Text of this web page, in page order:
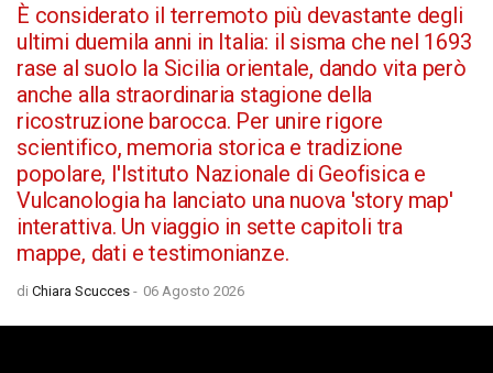
È considerato il terremoto più devastante degli
ultimi duemila anni in Italia: il sisma che nel 1693
rase al suolo la Sicilia orientale, dando vita però
anche alla straordinaria stagione della
ricostruzione barocca. Per unire rigore
scientifico, memoria storica e tradizione
popolare, l'Istituto Nazionale di Geofisica e
Vulcanologia ha lanciato una nuova 'story map'
interattiva. Un viaggio in sette capitoli tra
mappe, dati e testimonianze.
di Chiara Scucces - 06 Agosto 2026